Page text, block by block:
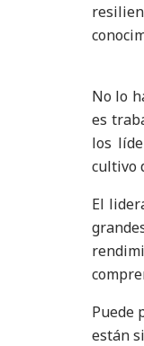
No lo
es
los
cultivo
El
Puede
están